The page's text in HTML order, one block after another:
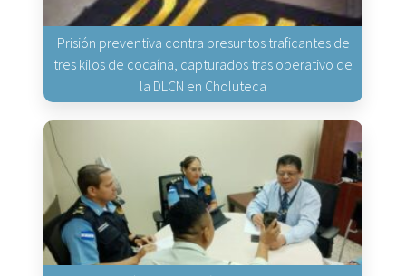
Prisión preventiva contra presuntos traficantes de
tres kilos de cocaína, capturados tras operativo de
la DLCN en Choluteca